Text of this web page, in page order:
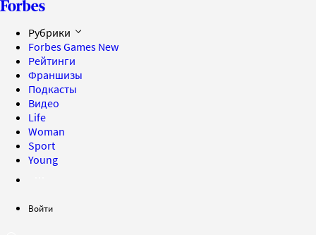
Рубрики
Forbes Games New
Рейтинги
Франшизы
Подкасты
Видео
Life
Woman
Sport
Young
Войти